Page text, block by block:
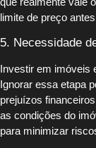
limite de preço
5. Necessidade
Investir em imóveis
Ignorar essa etapa
prejuízos
as condições do
para minimizar